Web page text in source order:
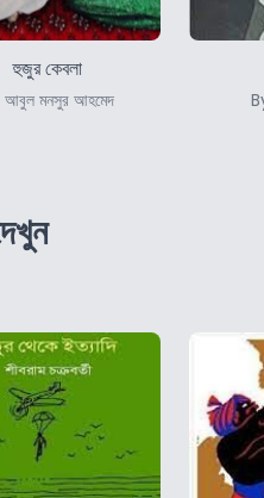
হুজুর কেবলা
মনসুর আহমেদ